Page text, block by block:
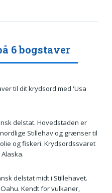
6 bogstaver
til dit krydsord med 'Usa
delstat. Hovedstaden er
Stillehav og grænser til
og fiskeri. Krydsordssvaret
delstat midt i Stillehavet.
Kendt for vulkaner,